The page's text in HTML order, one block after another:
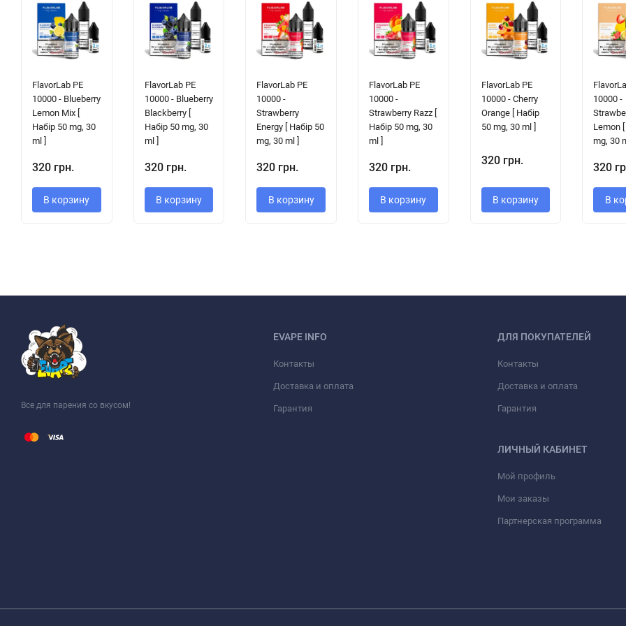
FlavorLab PE
10000 - Blueberry
Lemon Mix [
Набір 50 mg, 30
ml ]
320 грн.
В корзину
FlavorLab PE
10000 - Blueberry
Blackberry [
Набір 50 mg, 30
ml ]
320 грн.
В корзину
FlavorLab PE
10000 -
Strawberry
Energy [ Набір 50
mg, 30 ml ]
320 грн.
В корзину
FlavorLab PE
10000 -
Strawberry Razz [
Набір 50 mg, 30
ml ]
320 грн.
В корзину
FlavorLab PE
10000 - Cherry
Orange [ Набір
50 mg, 30 ml ]
320 грн.
В корзину
10000 -
Lemon
mg, 30
320
В
Все для парения со вкусом!
EVAPE INFO
Контакты
Доставка и оплата
Гарантия
ДЛЯ ПОКУПАТЕЛЕЙ
Контакты
Доставка и оплата
Гарантия
ЛИЧНЫЙ КАБИНЕТ
Мой профиль
Мои заказы
Партнерская программа